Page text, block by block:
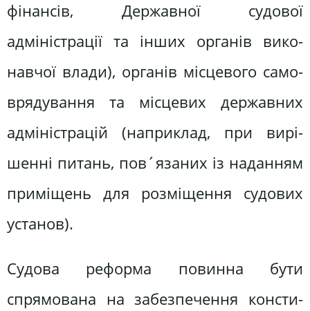
фінансів, Державної судової
адміністрації та інших органів вико­
навчої влади), органів місцевого само­
врядування та місцевих державних
адміністрацій (наприклад, при вирі­
шенні питань, пов´язаних із наданням
приміщень для розміщення судових
установ).
Судова реформа повинна бути
спрямована на забезпечення консти­